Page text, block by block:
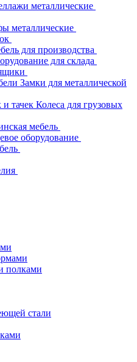
металлические
металлические
для производства
для склада
Замки для металлической
Колеса для грузовых
мебель
оборудование
полками
стали